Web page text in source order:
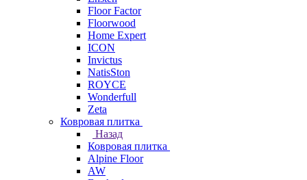
Floor Factor
Floorwood
Home Expert
ICON
Invictus
NatisSton
ROYCE
Wonderfull
Zeta
Ковровая плитка
Назад
Ковровая плитка
Alpine Floor
AW